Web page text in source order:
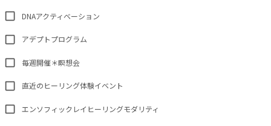
DNAアクティベーション
アデプトプログラム
毎週開催＊瞑想会
直近のヒーリング体験イベント
エンソフィックレイヒーリングモダリティ